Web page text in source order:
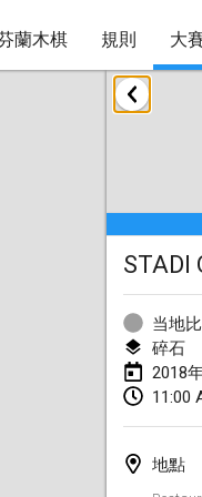
蘭木棋 規則 大
STADI
当地
碎石
2018
11:00
地點
2018年1月
2018年2月